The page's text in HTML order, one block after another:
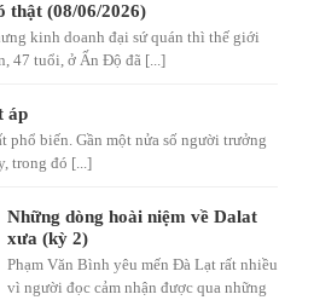
thật (08/06/2026)
kinh doanh đại sứ quán thì thế giới
47 tuổi, ở Ấn Độ đã [...]
áp
phổ biến. Gần một nửa số người trưởng
trong đó [...]
Những dòng hoài niệm về Dalat
xưa (kỳ 2)
Phạm Văn Bình yêu mến Đà Lạt rất nhiều
vì người đọc cảm nhận được qua những